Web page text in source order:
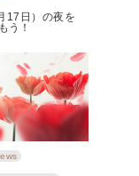
17日）の夜を
う！